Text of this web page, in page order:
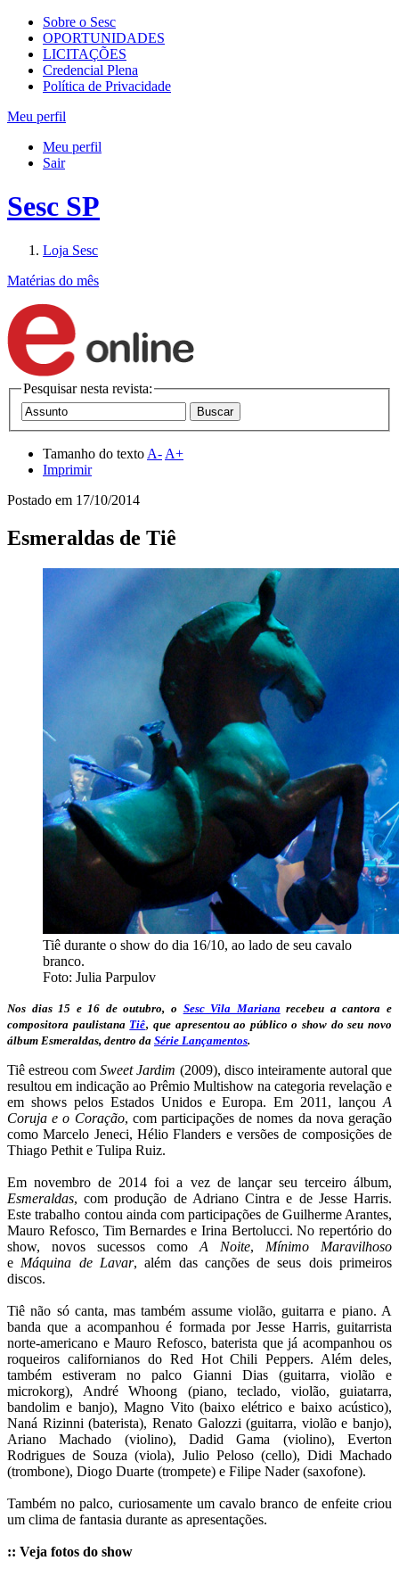
Sobre o Sesc
OPORTUNIDADES
LICITAÇÕES
Credencial Plena
Política de Privacidade
Meu perfil
Meu perfil
Sair
Sesc SP
Loja Sesc
Matérias do mês
Pesquisar nesta revista:
Tamanho do texto A- A+
Imprimir
Postado em 17/10/2014
Esmeraldas de Tiê
Tiê durante o show do dia 16/10, ao lado de seu cavalo
branco.
Foto: Julia Parpulov
Nos dias 15 e 16 de outubro, o Sesc Vila Marianarecebeu a cantora e
compositora paulistana Tiê, que apresentou ao público o show do seu novo
álbum Esmeraldas, dentro da Série Lançamentos.
Tiê estreou comSweet Jardim (2009), disco inteiramente autoral que
resultou em indicação ao Prêmio Multishow na categoria revelação e
em shows pelos Estados Unidos e Europa. Em 2011, lançou A
Coruja e o Coração, com participações de nomes da nova geração
como Marcelo Jeneci, Hélio Flanders e versões de composições de
Thiago Pethit e Tulipa Ruiz.
Em novembro de 2014 foi a vez de lançar seu terceiro álbum,
Esmeraldas, com produção de Adriano Cintra e de Jesse Harris.
Este trabalho contou ainda com participações de Guilherme Arantes,
Mauro Refosco, Tim Bernardes e Irina Bertolucci. No repertório do
show, novos sucessos como A Noite, Mínimo Maravilhoso
e Máquina de Lavar, além das canções de seus dois primeiros
discos.
Tiê não só canta, mas também assume violão, guitarra e piano. A
banda que a acompanhou é formada por Jesse Harris, guitarrista
norte-americano e Mauro Refosco, baterista que já acompanhou os
roqueiros californianos do Red Hot Chili Peppers. Além deles,
também estiveram no palco Gianni Dias (guitarra, violão e
microkorg), André Whoong (piano, teclado, violão, guiatarra,
bandolim e banjo), Magno Vito (baixo elétrico e baixo acústico),
Naná Rizinni (baterista), Renato Galozzi (guitarra, violão e banjo),
Ariano Machado (violino), Dadid Gama (violino), Everton
Rodrigues de Souza (viola), Julio Peloso (cello), Didi Machado
(trombone), Diogo Duarte (trompete) e Filipe Nader (saxofone).
Também no palco, curiosamente um cavalo branco de enfeite criou
um clima de fantasia durante as apresentações.
:: Veja fotos do show